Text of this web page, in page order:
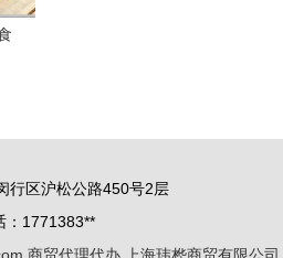
行区沪松公路450号2层
：1771383**